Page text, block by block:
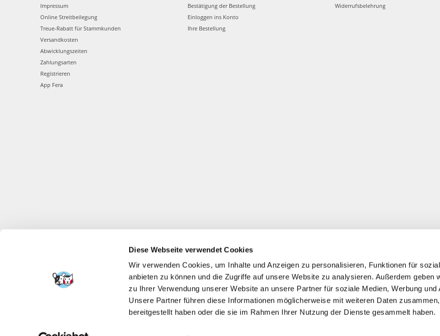
Diese Webseite verwendet Cookies
Wir verwenden Cookies, um Inhalte und Anzeigen zu personalisieren, Funktionen für
anbieten zu können und die Zugriffe auf unsere Website zu analysieren. Außerdem geben
zu Ihrer Verwendung unserer Website an unsere Partner für soziale Medien, Werbung und
Unsere Partner führen diese Informationen möglicherweise mit weiteren Daten
bereitgestellt haben oder die sie im Rahmen Ihrer Nutzung der Dienste gesammelt haben.
Impressum
Online Streitbeilegung
Treue-Rabatt für Stammkunden
Versandkosten
Abwicklungszeiten
Zahlungsarten
Registrieren
App Fera
Bestätigung der Bestellung
Einloggen ins Konto
Ihre Bestellung
Widerrufsbelehrung